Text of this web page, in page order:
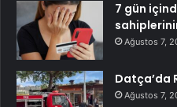
7 gün
Ağustos 7,
Datça’da
Ağustos 7,